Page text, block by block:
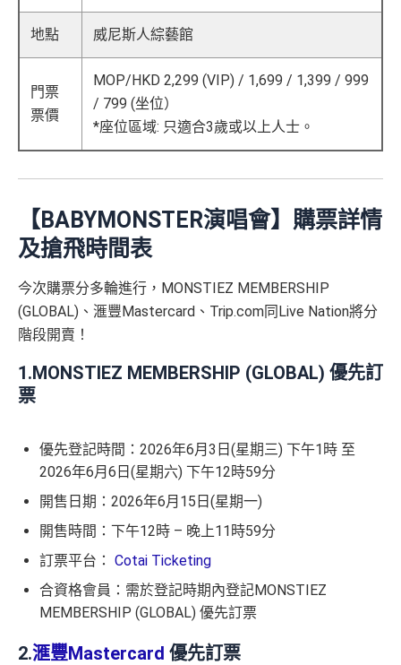
地點 威尼斯人綜藝館
門票
票價
MOP/HKD 2,299 (VIP) / 1,699 / 1,399 / 999
/ 799 (坐位）
*座位區域: 只適合3歲或以上人士。
【BABYMONSTER演唱會】購票詳情
及搶飛時間表
今次購票分多輪進行，MONSTIEZ MEMBERSHIP
(GLOBAL)、滙豐Mastercard、Trip.com同Live Nation將分
階段開賣！
1.MONSTIEZ MEMBERSHIP (GLOBAL) 優先訂
票
優先登記時間：2026年6月3日(星期三) 下午1時 至
2026年6月6日(星期六) 下午12時59分
開售日期：2026年6月15日(星期一)
開售時間：下午12時 – 晚上11時59分
訂票平台： Cotai Ticketing
合資格會員：需於登記時期內登記MONSTIEZ
MEMBERSHIP (GLOBAL) 優先訂票
2.滙豐Mastercard 優先訂票